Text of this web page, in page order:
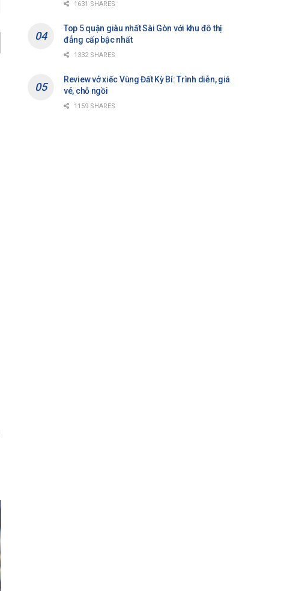
1631 SHARES
Top 5 quận giàu nhất Sài Gòn với khu đô thị
đẳng cấp bậc nhất
1332 SHARES
Review vở xiếc Vùng Đất Kỳ Bí: Trình diễn, giá
vé, chỗ ngồi
1159 SHARES